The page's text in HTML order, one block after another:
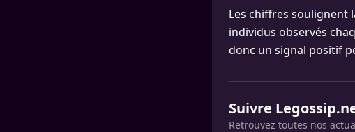
Les chiffres soulignent
individus observés
donc un signal positif
Suivre
Retrouvez toutes nos